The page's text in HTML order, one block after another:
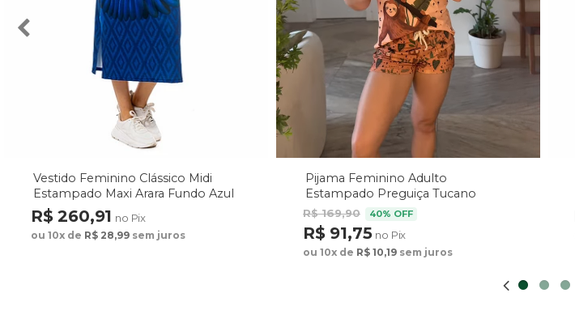
Vestido Feminino Clássico Midi
Estampado Maxi Arara Fundo Azul
R$ 260,91 no Pix
ou 10x de R$ 28,99 sem juros
Pijama Feminino Adulto
Estampado Preguiça Tucano
Fundo Marrom
R$ 169,90 40% OFF
R$ 91,75 no Pix
ou 10x de R$ 10,19 sem juros